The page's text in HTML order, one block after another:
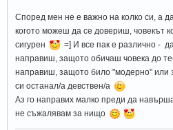
Според мен не е важно на колко си, а
когото можеш да се довериш, човекът
сигурен
=] И все пак е различно -
направиш, защото обичаш човека до
направиш, защото било "модерно" или
си останал/а девствен/а
Аз го направих малко преди да
не съжалявам за нищо